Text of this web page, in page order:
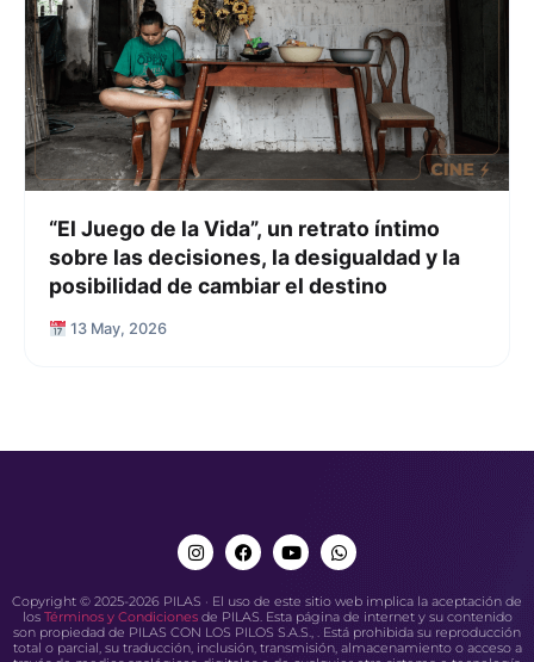
“El Juego de la Vida”, un retrato íntimo
sobre las decisiones, la desigualdad y la
posibilidad de cambiar el destino
13 May, 2026
Copyright © 2025-2026 PILAS · El uso de este sitio web implica la aceptación de
los Términos y Condicionesde PILAS. Esta página de internet y su contenido
son propiedad de PILAS CON LOS PILOS S.A.S., . Está prohibida su reproducción
total o parcial, su traducción, inclusión, transmisión, almacenamiento o acceso a